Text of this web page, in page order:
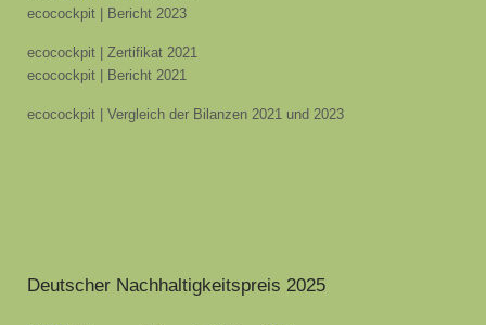
ecocockpit | Bericht 2023
ecocockpit | Zertifikat 2021
ecocockpit | Bericht 2021
ecocockpit | Vergleich der Bilanzen 2021 und 2023
Deutscher Nachhaltigkeitspreis 2025